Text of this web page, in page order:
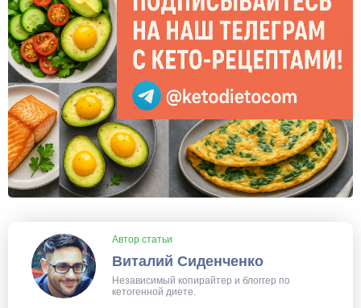
Автор статьи
Виталий Сиденченко
Независимый копирайтер и блоггер по
кетогенной диете.